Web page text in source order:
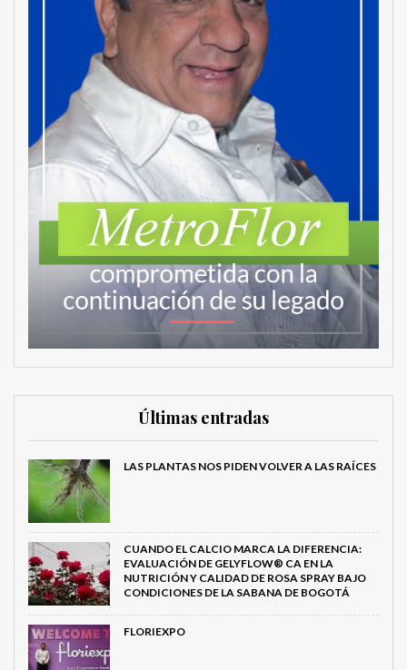
Últimas entradas
LAS PLANTAS NOS PIDEN VOLVER A LAS RAÍCES
CUANDO EL CALCIO MARCA LA DIFERENCIA:
EVALUACIÓN DE GELYFLOW® CA EN LA
NUTRICIÓN Y CALIDAD DE ROSA SPRAY BAJO
CONDICIONES DE LA SABANA DE BOGOTÁ
FLORIEXPO